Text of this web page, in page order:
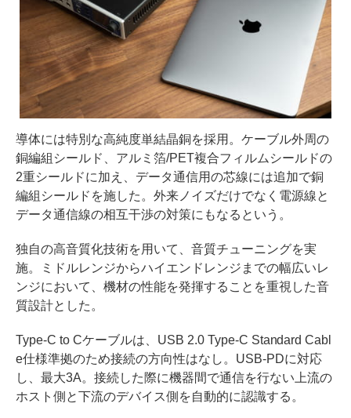
導体には特別な高純度単結晶銅を採用。ケーブル外周の
銅編組シールド、アルミ箔/PET複合フィルムシールドの
2重シールドに加え、データ通信用の芯線には追加で銅
編組シールドを施した。外来ノイズだけでなく電源線と
データ通信線の相互干渉の対策にもなるという。
独自の高音質化技術を用いて、音質チューニングを実
施。ミドルレンジからハイエンドレンジまでの幅広いレ
ンジにおいて、機材の性能を発揮することを重視した音
質設計とした。
Type-C to Cケーブルは、USB 2.0 Type-C Standard Cabl
e仕様準拠のため接続の方向性はなし。USB-PDに対応
し、最大3A。接続した際に機器間で通信を行ない上流の
ホスト側と下流のデバイス側を自動的に認識する。